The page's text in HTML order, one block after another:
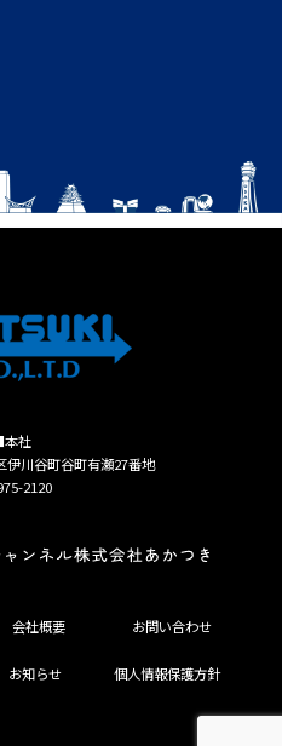
社
伊川谷町谷町有瀬27番地
2120
会社概要 お問い合わせ
お知らせ 個人情報保護方針